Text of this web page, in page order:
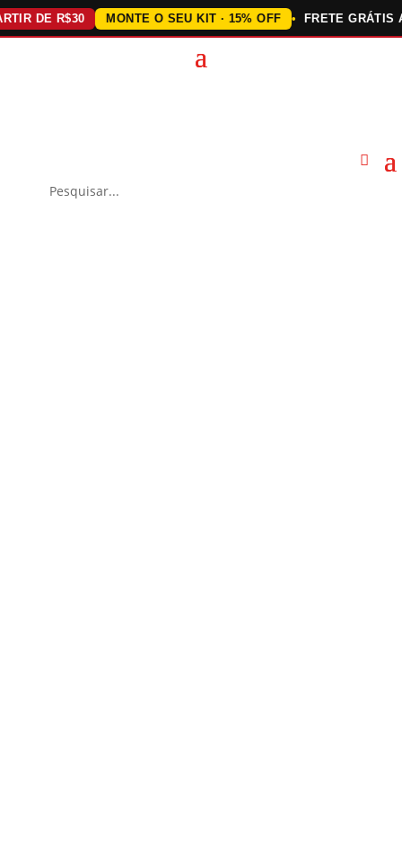
DE R$30 MONTE O SEU KIT · 15% OFF FRETE GRÁTIS